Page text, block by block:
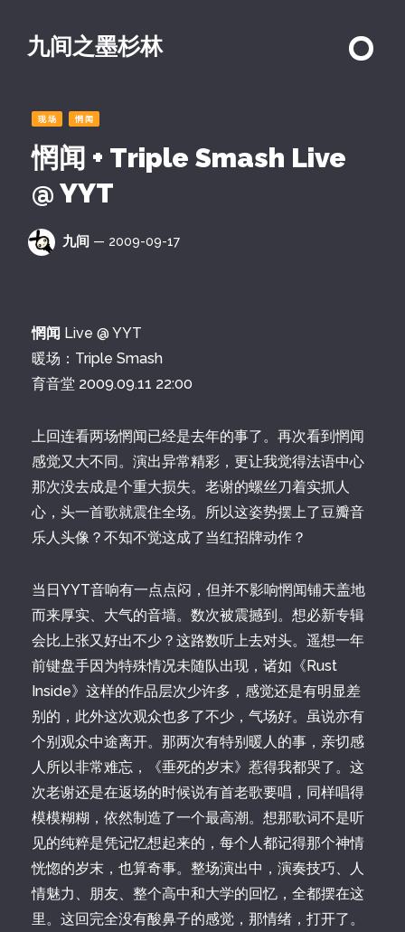
九间之墨杉林
现场 惘闻
惘闻 + Triple Smash Live
@ YYT
九间 — 2009-09-17
惘闻 Live @ YYT
暖场：Triple Smash
育音堂 2009.09.11 22:00
上回连看两场惘闻已经是去年的事了。再次看到惘闻
感觉又大不同。演出异常精彩，更让我觉得法语中心
那次没去成是个重大损失。老谢的螺丝刀着实抓人
心，头一首歌就震住全场。所以这姿势摆上了豆瓣音
乐人头像？不知不觉这成了当红招牌动作？
当日YYT音响有一点点闷，但并不影响惘闻铺天盖地
而来厚实、大气的音墙。数次被震撼到。想必新专辑
会比上张又好出不少？这路数听上去对头。遥想一年
前键盘手因为特殊情况未随队出现，诸如《Rust
Inside》这样的作品层次少许多，感觉还是有明显差
别的，此外这次观众也多了不少，气场好。虽说亦有
个别观众中途离开。那两次有特别暖人的事，亲切感
人所以非常难忘，《垂死的岁末》惹得我都哭了。这
次老谢还是在返场的时候说有首老歌要唱，同样唱得
模模糊糊，依然制造了一个最高潮。想那歌词不是听
见的纯粹是凭记忆想起来的，每个人都记得那个神情
恍惚的岁末，也算奇事。整场演出中，演奏技巧、人
情魅力、朋友、整个高中和大学的回忆，全都摆在这
里。这回完全没有酸鼻子的感觉，那情绪，打开了。